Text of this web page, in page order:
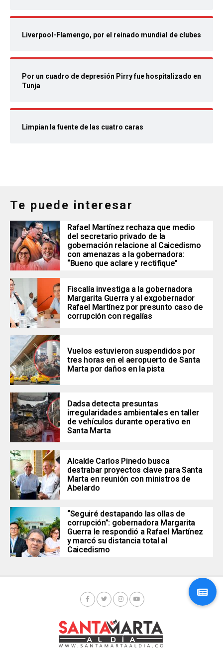
Liverpool-Flamengo, por el reinado mundial de clubes
Por un cuadro de depresión Pirry fue hospitalizado en
Tunja
Limpian la fuente de las cuatro caras
Te puede interesar
Rafael Martínez rechaza que medio
del secretario privado de la
gobernación relacione al Caicedismo
con amenazas a la gobernadora:
“Bueno que aclare y rectifique”
Fiscalía investiga a la gobernadora
Margarita Guerra y al exgobernador
Rafael Martínez por presunto caso de
corrupción con regalías
Vuelos estuvieron suspendidos por
tres horas en el aeropuerto de Santa
Marta por daños en la pista
Dadsa detecta presuntas
irregularidades ambientales en taller
de vehículos durante operativo en
Santa Marta
Alcalde Carlos Pinedo busca
destrabar proyectos clave para Santa
Marta en reunión con ministros de
Abelardo
“Seguiré destapando las ollas de
corrupción”: gobernadora Margarita
Guerra le respondió a Rafael Martínez
y marcó su distancia total al
Caicedismo